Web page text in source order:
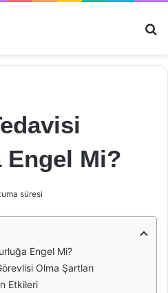
Engel Mi?
süresi
Engel Mi?
Olma Şartları
Etkileri